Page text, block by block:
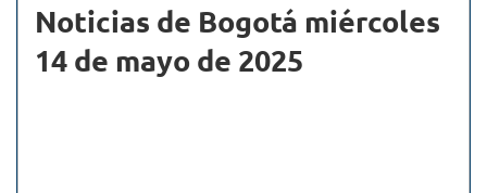
Noticias de Bogotá miércoles
14 de mayo de 2025